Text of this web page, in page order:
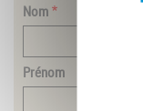
Nom
Prénom